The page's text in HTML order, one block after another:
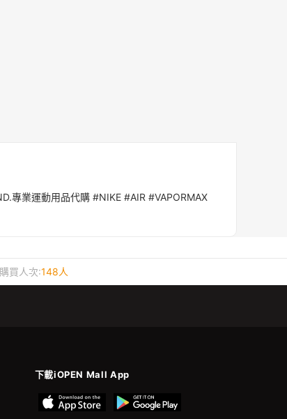
專業運動用品代購 #NIKE #AIR #VAPORMAX
購買人次:148人
下載iOPEN Mall App